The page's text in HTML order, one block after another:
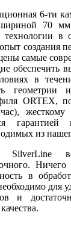
6-ти
70
технологии в
создания
самые
обеспечить
в
геометрии
ORTEX,
гарантией
из
в
для
и